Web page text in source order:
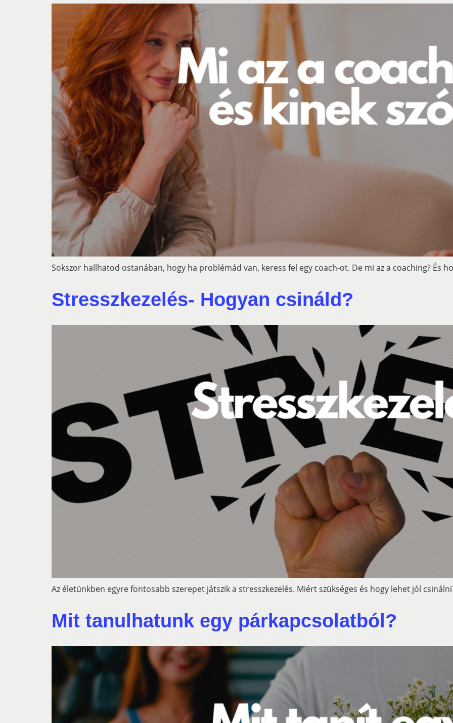
Sokszor hallhatod ostanában, hogy ha problémád van, keress fel egy coach-ot. De mi az a coaching? És
Stresszkezelés- Hogyan csináld?
Az életünkben egyre fontosabb szerepet játszik a stresszkezelés. Miért szükséges és hogy lehet jól
Mit tanulhatunk egy párkapcsolatból?